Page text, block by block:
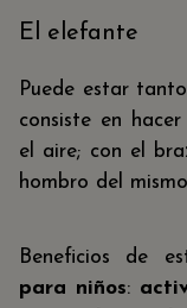
El elefante
Puede estar
consiste en
el aire; con el
hombro del
Beneficios de
para niños: